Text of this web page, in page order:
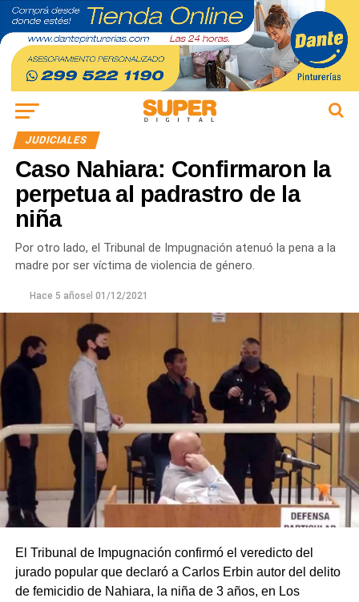
JUDICIALES
Caso Nahiara: Confirmaron la
perpetua al padrastro de la
niña
Por otro lado, el Tribunal de Impugnación atenuó la pena a la
madre por ser víctima de violencia de género.
Hace 5 añosel 01/12/2021
El Tribunal de Impugnación confirmó el veredicto del
jurado popular que declaró a Carlos Erbin autor del delito
de femicidio de Nahiara, la niña de 3 años, en Los